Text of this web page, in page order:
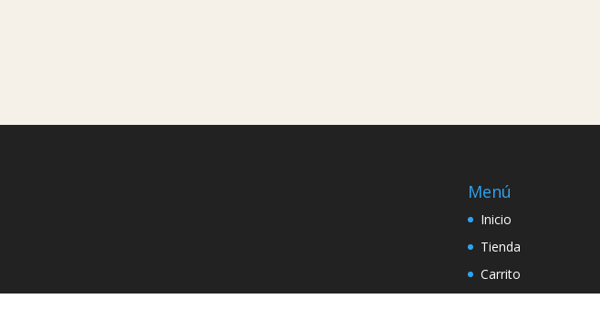
Menú
Inicio
Tienda
Carrito